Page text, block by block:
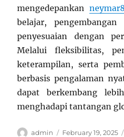
mengedepankan
belajar,
penyesuaian dengan
Melalui fleksibilitas,
keterampilan, serta
berbasis pengalaman
dapat berkembang
menghadapi tantangan
Author
admin
Posted
February 19, 2025